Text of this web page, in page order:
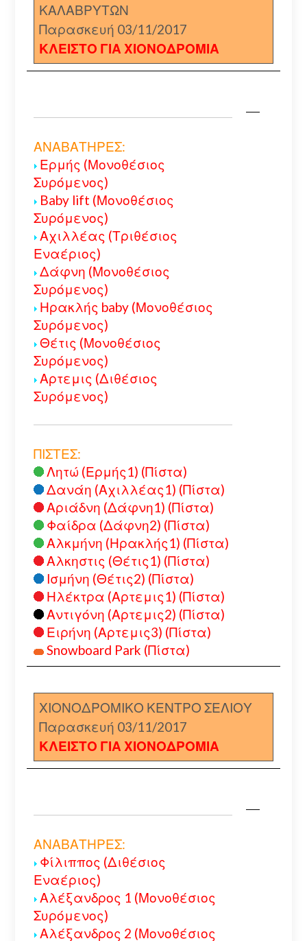
ΚΑΛΑΒΡΥΤΩΝ
Παρασκευή 03/11/2017
ΚΛΕΙΣΤΟ ΓΙΑ ΧΙΟΝΟΔΡΟΜΙΑ
ΑΝΑΒΑΤΗΡΕΣ:
Ερμής (Μονοθέσιος
Συρόμενος)
Baby lift (Μονοθέσιος
Συρόμενος)
Αχιλλέας (Τριθέσιος
Εναέριος)
Δάφνη (Μονοθέσιος
Συρόμενος)
Ηρακλής baby (Μονοθέσιος
Συρόμενος)
Θέτις (Μονοθέσιος
Συρόμενος)
Αρτεμις (Διθέσιος
Συρόμενος)
ΠΙΣΤΕΣ:
Λητώ (Ερμής1) (Πίστα)
Δανάη (Αχιλλέας1) (Πίστα)
Αριάδνη (Δάφνη1) (Πίστα)
Φαίδρα (Δάφνη2) (Πίστα)
Αλκμήνη (Ηρακλής1) (Πίστα)
Αλκηστις (Θέτις1) (Πίστα)
Ισμήνη (Θέτις2) (Πίστα)
Ηλέκτρα (Αρτεμις1) (Πίστα)
Αντιγόνη (Αρτεμις2) (Πίστα)
Ειρήνη (Αρτεμις3) (Πίστα)
Snowboard Park (Πίστα)
ΧΙΟΝΟΔΡΟΜΙΚΟ ΚΕΝΤΡΟ ΣΕΛΙΟΥ
Παρασκευή 03/11/2017
ΚΛΕΙΣΤΟ ΓΙΑ ΧΙΟΝΟΔΡΟΜΙΑ
ΑΝΑΒΑΤΗΡΕΣ:
Φίλιππος (Διθέσιος
Εναέριος)
Αλέξανδρος 1 (Μονοθέσιος
Συρόμενος)
Αλέξανδρος 2 (Μονοθέσιος